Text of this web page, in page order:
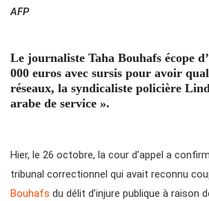
AFP
Le journaliste Taha Bouhafs écope
000 euros avec sursis pour avoir
réseaux, la syndicaliste policière
arabe de service ».
Hier, le 26 octobre, la cour d’appel a
tribunal correctionnel qui avait reconnu
Bouhafs du délit d’injure publique à raison